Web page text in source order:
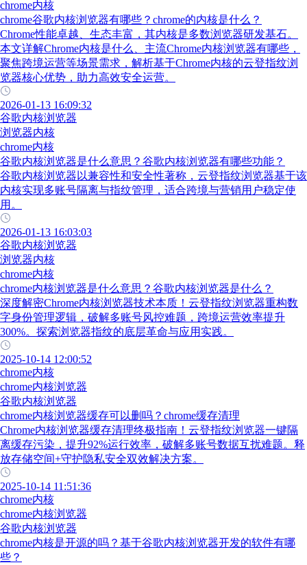
chrome内核
chrome谷歌内核浏览器有哪些？chrome的内核是什么？
Chrome性能卓越、生态丰富，其内核是多数浏览器研发基石。
本文详解Chrome内核是什么、主流Chrome内核浏览器有哪些，
聚焦跨境运营等场景需求，解析基于Chrome内核的云登指纹浏
览器核心优势，助力高效安全运营。
2026-01-13 16:09:32
谷歌内核浏览器
浏览器内核
chrome内核
谷歌内核浏览器是什么意思？谷歌内核浏览器有哪些功能？
谷歌内核浏览器以兼容性和安全性著称，云登指纹浏览器基于该
内核实现多账号隔离与指纹管理，适合跨境与营销用户稳定使
用。
2026-01-13 16:03:03
谷歌内核浏览器
浏览器内核
chrome内核
chrome内核浏览器是什么意思？谷歌内核浏览器是什么？
深度解密Chrome内核浏览器技术本质！云登指纹浏览器重构数
字身份管理逻辑，破解多账号风控难题，跨境运营效率提升
300%。探索浏览器指纹的底层革命与应用实践。
2025-10-14 12:00:52
chrome内核
chrome内核浏览器
谷歌内核浏览器
chrome内核浏览器缓存可以删吗？chrome缓存清理
Chrome内核浏览器缓存清理终极指南！云登指纹浏览器一键隔
离缓存污染，提升92%运行效率，破解多账号数据互扰难题。释
放存储空间+守护隐私安全双效解决方案。
2025-10-14 11:51:36
chrome内核
chrome内核浏览器
谷歌内核浏览器
chrome内核是开源的吗？基于谷歌内核浏览器开发的软件有哪
些？